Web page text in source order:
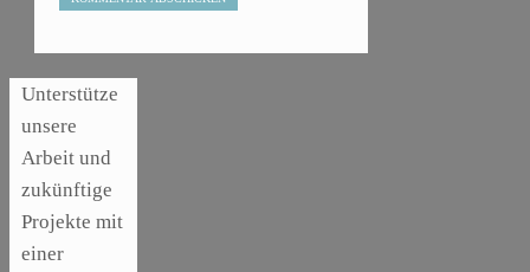
Unterstütze
unsere
Arbeit und
zukünftige
Projekte mit
einer